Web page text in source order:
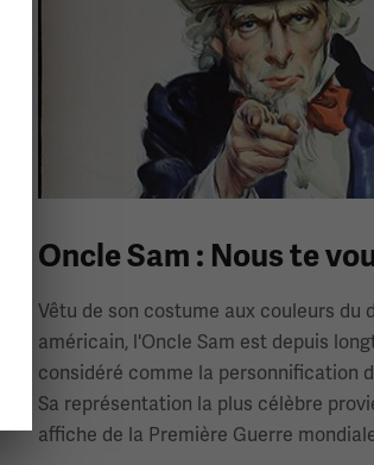
Oncle Sam : Nous te
Vêtu de son costume aux couleurs du
américain, l'Oncle Sam est depuis
considéré comme la personnification
Sa représentation la plus célèbre
affiche de la Première Guerre mondiale